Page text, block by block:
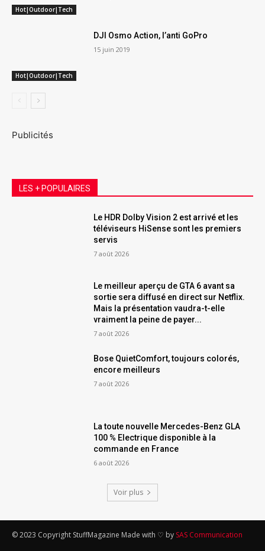
Hot|Outdoor|Tech
Hot|Outdoor|Tech
DJI Osmo Action, l’anti GoPro
15 juin 2019
Publicités
LES + POPULAIRES
Le HDR Dolby Vision 2 est arrivé et les
téléviseurs HiSense sont les premiers
servis
7 août 2026
Le meilleur aperçu de GTA 6 avant sa
sortie sera diffusé en direct sur Netflix.
Mais la présentation vaudra-t-elle
vraiment la peine de payer...
7 août 2026
Bose QuietComfort, toujours colorés,
encore meilleurs
7 août 2026
La toute nouvelle Mercedes-Benz GLA
100 % Electrique disponible à la
commande en France
6 août 2026
Voir plus
© 2023 Copyright StuffMagazine Made with ♡ by SAS Communication